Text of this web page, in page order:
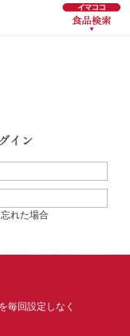
れた場合
毎回設定しなく